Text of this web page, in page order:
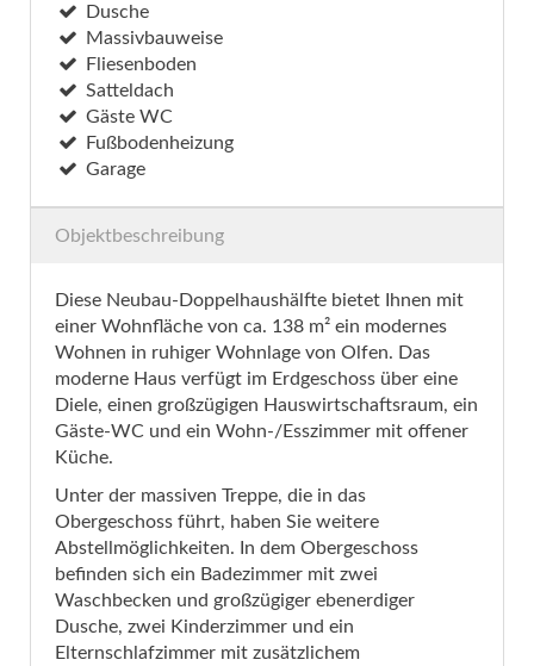
Dusche
Massivbauweise
Fliesenboden
Satteldach
Gäste WC
Fußbodenheizung
Garage
Objektbeschreibung
Diese Neubau-Doppelhaushälfte bietet Ihnen mit
einer Wohnfläche von ca. 138 m² ein modernes
Wohnen in ruhiger Wohnlage von Olfen. Das
moderne Haus verfügt im Erdgeschoss über eine
Diele, einen großzügigen Hauswirtschaftsraum, ein
Gäste-WC und ein Wohn-/Esszimmer mit offener
Küche.
Unter der massiven Treppe, die in das
Obergeschoss führt, haben Sie weitere
Abstellmöglichkeiten. In dem Obergeschoss
befinden sich ein Badezimmer mit zwei
Waschbecken und großzügiger ebenerdiger
Dusche, zwei Kinderzimmer und ein
Elternschlafzimmer mit zusätzlichem